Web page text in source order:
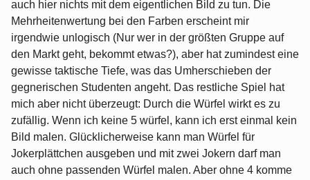
auch hier nichts mit dem eigentlichen Bild zu tun. Die
Mehrheitenwertung bei den Farben erscheint mir
irgendwie unlogisch (Nur wer in der größten Gruppe auf
den Markt geht, bekommt etwas?), aber hat zumindest eine
gewisse taktische Tiefe, was das Umherschieben der
gegnerischen Studenten angeht. Das restliche Spiel hat
mich aber nicht überzeugt: Durch die Würfel wirkt es zu
zufällig. Wenn ich keine 5 würfel, kann ich erst einmal kein
Bild malen. Glücklicherweise kann man Würfel für
Jokerplättchen ausgeben und mit zwei Jokern darf man
auch ohne passenden Würfel malen. Aber ohne 4 komme